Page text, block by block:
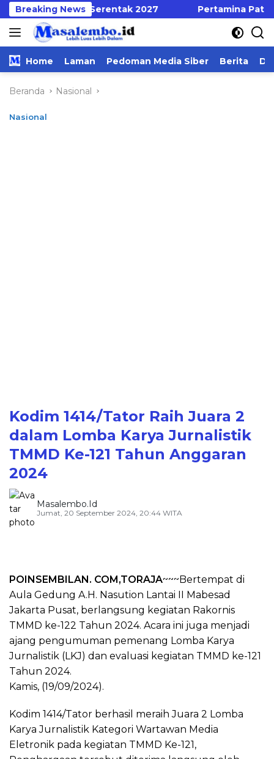
Langsung
ke
konten
Breaking News
Pilkades Serentak 2027 Pertamina Patra
Home Laman Pedoman Media Siber Berita
Beranda Nasional
Nasional
Kodim 1414/Tator Raih Juara 2
dalam Lomba Karya Jurnalistik
TMMD Ke-121 Tahun Anggaran
2024
Masalembo.id
Jumat, 20 September 2024, 20:44 WITA
POINSEMBILAN. COM,TORAJA~~~Bertempat di
Aula Gedung A.H. Nasution Lantai II Mabesad
Jakarta Pusat, berlangsung kegiatan Rakornis
TMMD ke-122 Tahun 2024. Acara ini juga menjadi
ajang pengumuman pemenang Lomba Karya
Jurnalistik (LKJ) dan evaluasi kegiatan TMMD ke-121
Tahun 2024.
Kamis, (19/09/2024).
Kodim 1414/Tator berhasil meraih Juara 2 Lomba
Karya Jurnalistik Kategori Wartawan Media
Eletronik pada kegiatan TMMD Ke-121,